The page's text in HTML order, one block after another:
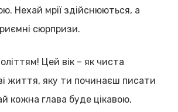
Нехай мрії здійснюються, а
сюрпризи.
Цей вік – як чиста
життя, яку ти починаєш писати
кожна глава буде цікавою,